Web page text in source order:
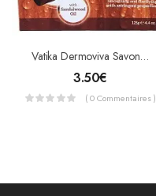
Vatika Dermoviva Savon De Bois De Santal (Santalwood) 115g
3.50€
( 0 Commentaires )